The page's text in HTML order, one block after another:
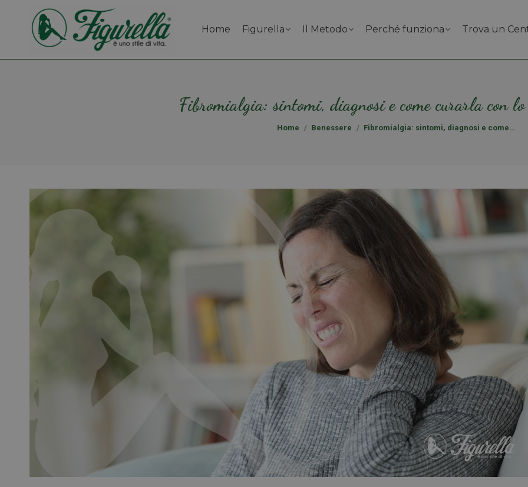
Home Figurella Il Metodo Perché funziona Trova un
Fibromialgia: sintomi, diagnosi e come curarla con
Tu sei qui:
Home Benessere Fibromialgia: sintomi, diagnosi e come…